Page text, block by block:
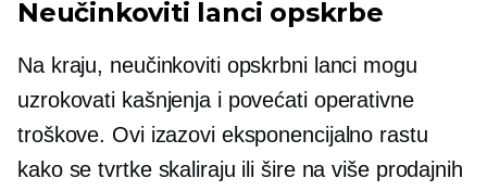
Neučinkoviti lanci opskrbe
Na kraju, neučinkoviti opskrbni lanci mogu
uzrokovati kašnjenja i povećati operativne
troškove. Ovi izazovi eksponencijalno rastu
kako se tvrtke skaliraju ili šire na više prodajnih